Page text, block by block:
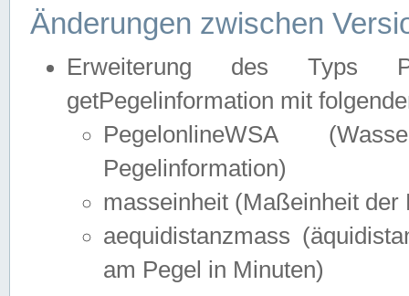
Änderungen zwischen
Erweiterung des Typs
getPegelinformation mit
PegelonlineWSA
Pegelinformation)
masseinheit (Maßeinheit der
aequidistanzmass
am Pegel in Minuten)